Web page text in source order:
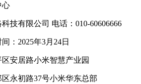
心
技有限公司 电话：010-60606666
：2025年3月24日
安居路小米智慧产业园
永初路37号小米华东总部